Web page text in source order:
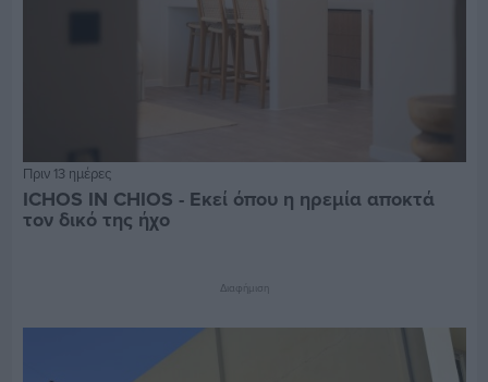
Πριν 13 ημέρες
ICHOS IN CHIOS - Εκεί όπου η ηρεμία αποκτά
τον δικό της ήχο
Διαφήμιση